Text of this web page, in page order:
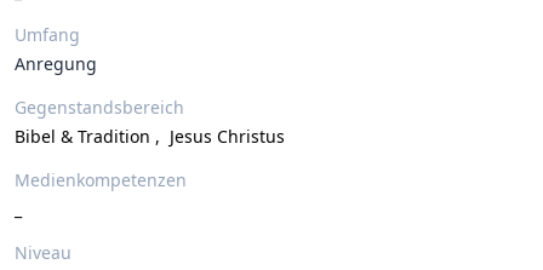
Umfang
Anregung
Gegenstandsbereich
Bibel & Tradition , Jesus Christus
Medienkompetenzen
Niveau